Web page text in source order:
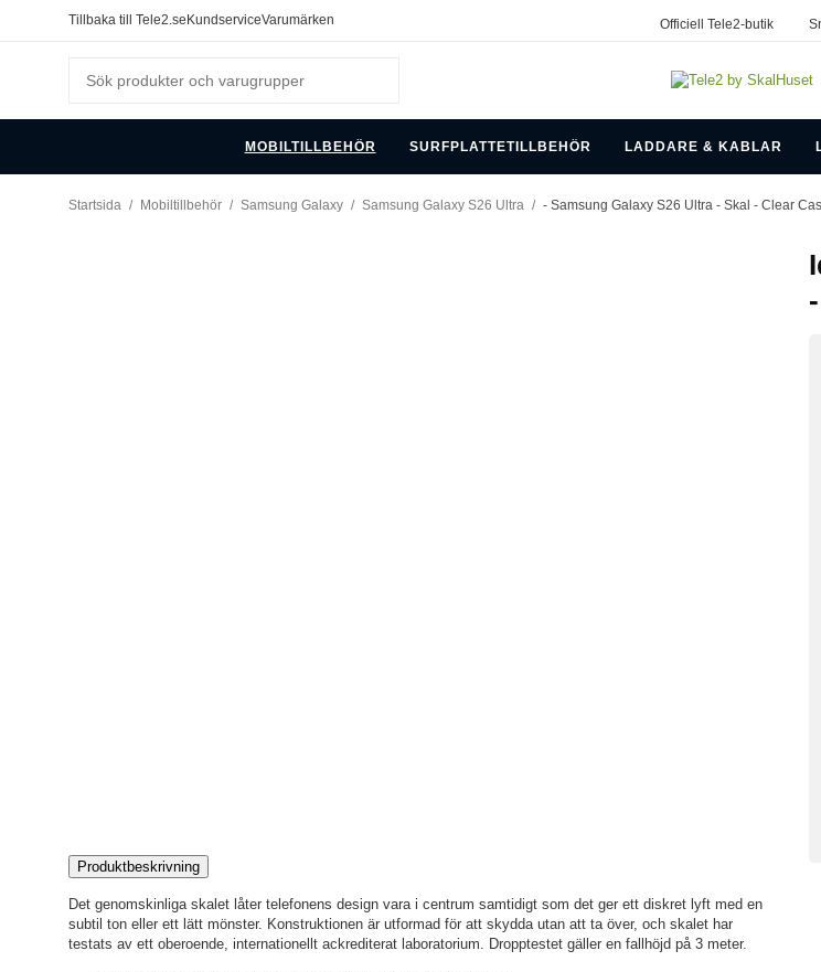
Tillbaka till Tele2.se KundserviceVarumärken Officiell Tele2-butik
MOBILTILLBEHÖR SURFPLATTETILLBEHÖR LADDARE & KABLAR
Startsida / Mobiltillbehör / Samsung Galaxy / Samsung Galaxy S26 Ultra / - Samsung Galaxy S26 Ultra - Skal - Clear
Produktbeskrivning
Det genomskinliga skalet låter telefonens design vara i centrum samtidigt som det ger ett diskret lyft med en
subtil ton eller ett lätt mönster. Konstruktionen är utformad för att skydda utan att ta över, och skalet har
testats av ett oberoende, internationellt ackrediterat laboratorium. Dropptestet gäller en fallhöjd på 3 meter.